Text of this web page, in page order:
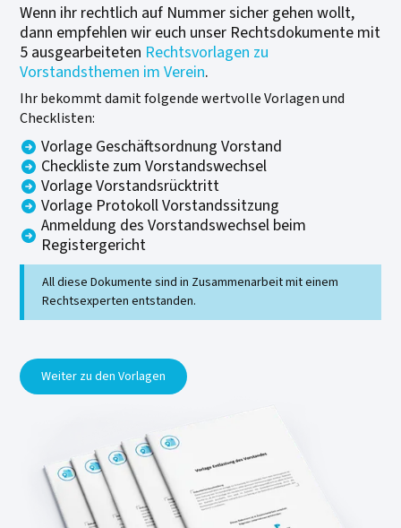
Wenn ihr rechtlich auf Nummer sicher gehen wollt,
dann empfehlen wir euch unser Rechtsdokumente mit
5 ausgearbeiteten Rechtsvorlagen zu
Vorstandsthemen im Verein.
Ihr bekommt damit folgende wertvolle Vorlagen und
Checklisten:
Vorlage Geschäftsordnung Vorstand
Checkliste zum Vorstandswechsel
Vorlage Vorstandsrücktritt
Vorlage Protokoll Vorstandssitzung
Anmeldung des Vorstandswechsel beim
Registergericht
All diese Dokumente sind in Zusammenarbeit mit einem
Rechtsexperten entstanden.
Weiter zu den Vorlagen